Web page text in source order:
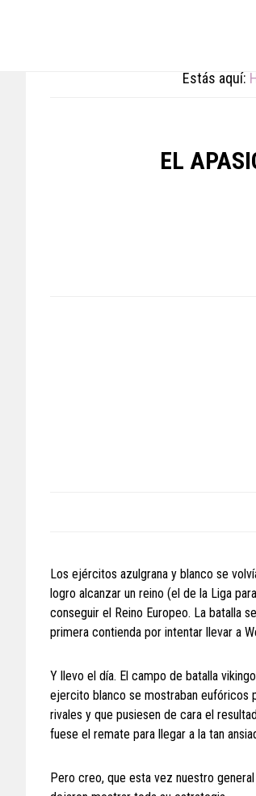
Estás aquí:
EL
Los ejércitos azulgrana y blanco se
logro alcanzar un reino (el de la Liga
conseguir el Reino Europeo. La batalla
primera contienda por intentar llevar a
Y llevo el día. El campo de batalla
ejercito blanco se mostraban eufóricos
rivales y que pusiesen de cara el
fuese el remate para llegar a la tan
Pero creo, que esta vez nuestro